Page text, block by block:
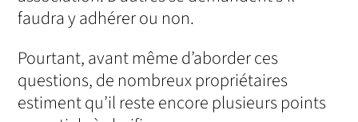
faudra y adhérer ou non.
Pourtant, avant même d’aborder ces
questions, de nombreux propriétaires
estiment qu’il reste encore plusieurs points